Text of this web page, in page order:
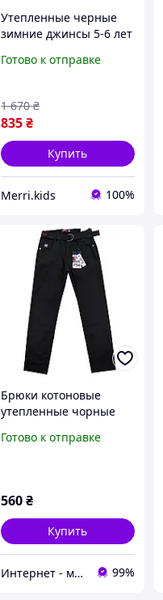
Утепленные черные
зимние джинсы 5-6 лет
мальчику, стильные
внизу 110-116см
Готово к отправке
835₴
1 670 ₴
Купить
Merri.kids 100%
Брюки котоновые
утепленные чорные
Готово к отправке
560₴
Купить
Интернет - магазин "Dendy" 99%